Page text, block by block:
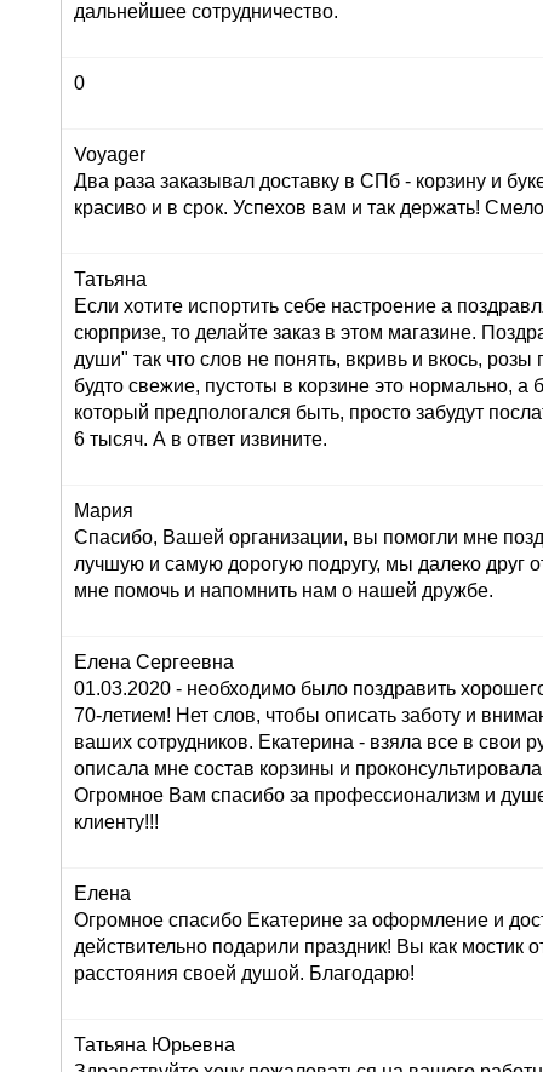
дальнейшее сотрудничество.
0
Voyager
Два раза заказывал доставку в СПб - корзину и
красиво и в срок. Успехов вам и так держать!
Татьяна
Если хотите испортить себе настроение а
сюрпризе, то делайте заказ в этом магазине.
души" так что слов не понять, вкривь и вкось, розы
будто свежие, пустоты в корзине это нормально, а
который предпологался быть, просто забудут
6 тысяч. А в ответ извините.
Мария
Спасибо, Вашей организации, вы помогли мне
лучшую и самую дорогую подругу, мы далеко друг
мне помочь и напомнить нам о нашей дружбе.
Елена Сергеевна
01.03.2020 - необходимо было поздравить
70-летием! Нет слов, чтобы описать заботу и
ваших сотрудников. Екатерина - взяла все в свои
описала мне состав корзины и
Огромное Вам спасибо за профессионализм и
клиенту!!!
Елена
Огромное спасибо Екатерине за оформление и
действительно подарили праздник! Вы как мостик
расстояния своей душой. Благодарю!
Татьяна Юрьевна